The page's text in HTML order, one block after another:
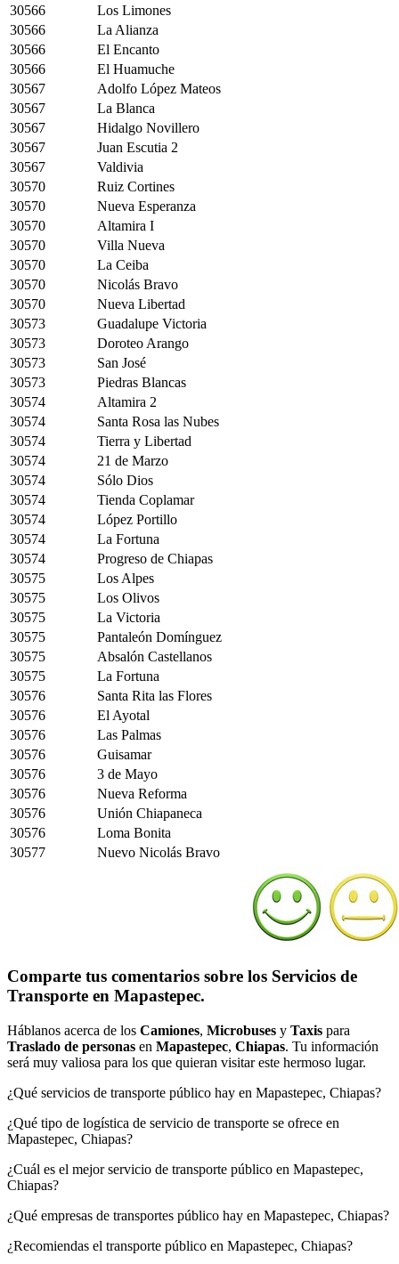
30566
Los Limones
30566
La Alianza
30566
El Encanto
30566
El Huamuche
30567
Adolfo López Mateos
30567
La Blanca
30567
Hidalgo Novillero
30567
Juan Escutia 2
30567
Valdivia
30570
Ruiz Cortines
30570
Nueva Esperanza
30570
Altamira I
30570
Villa Nueva
30570
La Ceiba
30570
Nicolás Bravo
30570
Nueva Libertad
30573
Guadalupe Victoria
30573
Doroteo Arango
30573
San José
30573
Piedras Blancas
30574
Altamira 2
30574
Santa Rosa las Nubes
30574
Tierra y Libertad
30574
21 de Marzo
30574
Sólo Dios
30574
Tienda Coplamar
30574
López Portillo
30574
La Fortuna
30574
Progreso de Chiapas
30575
Los Alpes
30575
Los Olivos
30575
La Victoria
30575
Pantaleón Domínguez
30575
Absalón Castellanos
30575
La Fortuna
30576
Santa Rita las Flores
30576
El Ayotal
30576
Las Palmas
30576
Guisamar
30576
3 de Mayo
30576
Nueva Reforma
30576
Unión Chiapaneca
30576
Loma Bonita
30577
Nuevo Nicolás Bravo
Comparte tus comentarios sobre los Servicios de
Transporte en Mapastepec.
Háblanos acerca de los Camiones, Microbuses y Taxis para
Traslado de personas en Mapastepec, Chiapas. Tu información
será muy valiosa para los que quieran visitar este hermoso lugar.
¿Qué servicios de transporte público hay en Mapastepec, Chiapas?
¿Qué tipo de logística de servicio de transporte se ofrece en
Mapastepec, Chiapas?
¿Cuál es el mejor servicio de transporte público en Mapastepec,
Chiapas?
¿Qué empresas de transportes público hay en Mapastepec, Chiapas?
¿Recomiendas el transporte público en Mapastepec, Chiapas?